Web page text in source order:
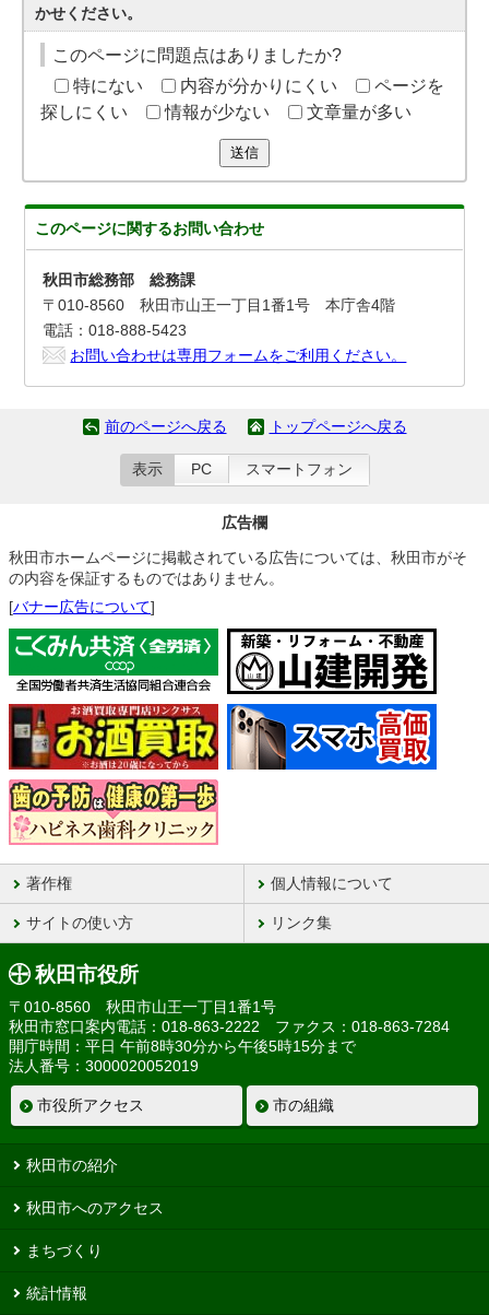
かせください。
このページに問題点はありましたか?
特にない
内容が分かりにくい
ページを
探しにくい
情報が少ない 文章量が多い
送信
このページに関するお問い合わせ
秋田市総務部 総務課
〒010-8560 秋田市山王一丁目1番1号 本庁舎4階
電話：018-888-5423
お問い合わせは専用フォームをご利用ください。
前のページへ戻る トップページへ戻る
表示 PC スマートフォン
広告欄
秋田市ホームページに掲載されている広告については、秋田市がそ
の内容を保証するものではありません。
[バナー広告について]
著作権 個人情報について
サイトの使い方 リンク集
秋田市役所
〒010-8560 秋田市山王一丁目1番1号
秋田市窓口案内電話：018-863-2222 ファクス：018-863-7284
開庁時間：平日 午前8時30分から午後5時15分まで
法人番号：3000020052019
市役所アクセス 市の組織
秋田市の紹介
秋田市へのアクセス
まちづくり
統計情報